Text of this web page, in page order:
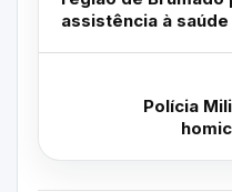
assistência à saúde
Polícia